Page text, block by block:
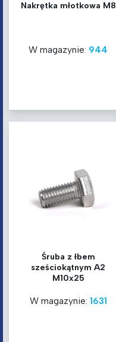
Nakrętka młotkowa M8
W magazynie: 944
Śruba z łbem
sześciokątnym A2
M10x25
W magazynie: 1631